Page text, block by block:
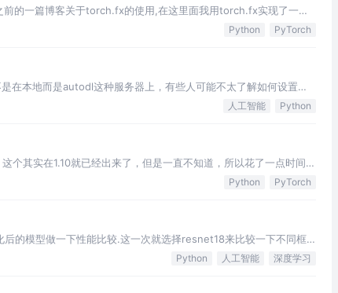
前的一篇博客关于torch.fx的使用,在这里面我用torch.fx实现了一些
Python PyTorch
在本地而是autodl这种服务器上，有些人可能不太了解如何设置远
人工智能 Python
其实在1.10就已经出来了，但是一直不知道，所以花了一点时间学
Python PyTorch
的模型做一下性能比较.这一次就选择resnet18来比较一下不同框
Python 人工智能 深度学习